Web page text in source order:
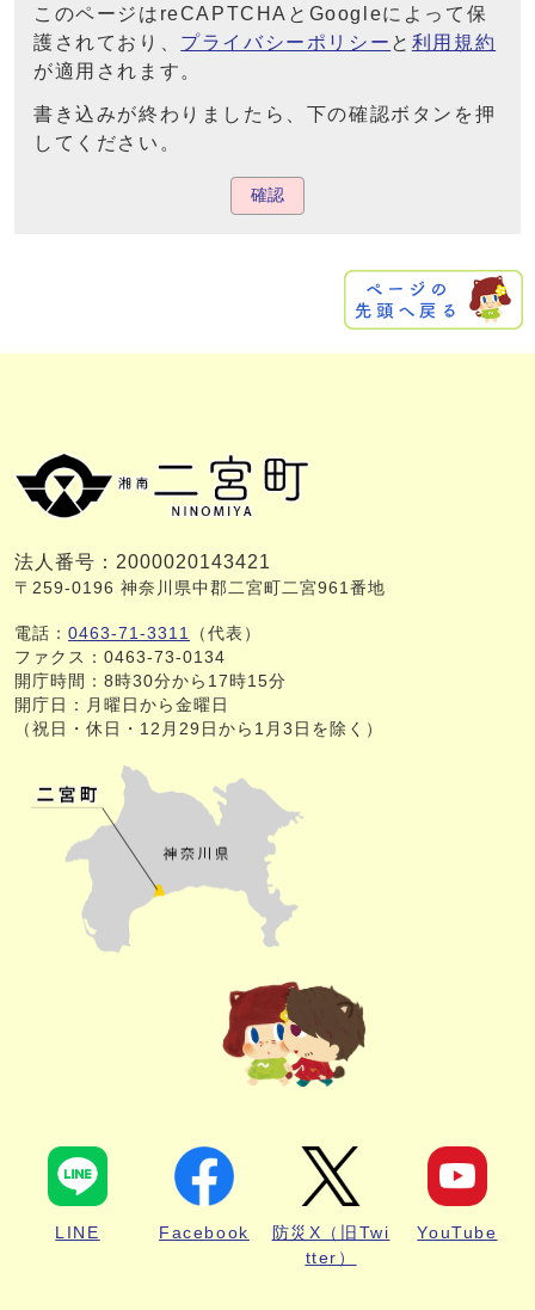
このページはreCAPTCHAとGoogleによって保
護されており、 プライバシーポリシー と 利用規約
が適用されます。
書き込みが終わりましたら、下の確認ボタンを押
してください。
確認
法人番号：2000020143421
〒259-0196 神奈川県中郡二宮町二宮961番地
電話： 0463-71-3311
（代表）
ファクス：0463-73-0134
開庁時間：8時30分から17時15分
開庁日：月曜日から金曜日
（祝日・休日・12月29日から1月3日を除く）
LINE Facebook
防災X（旧Twi
tter）
YouTube